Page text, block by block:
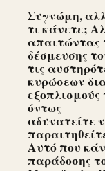
Συγνώμη,
τι κάνετε;
απαιτώντας
δέσμευσης
τις
κυρώσεων
εξοπλισμούς
όντως
αδυνατείτε
Αυτό που
παράδοσης